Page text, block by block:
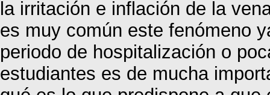
la irritación e inflación de la
es muy común este fenómeno
periodo de hospitalización o
estudiantes es de mucha